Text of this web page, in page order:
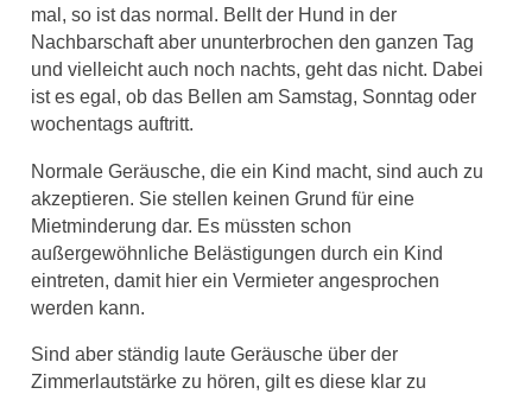
mal, so ist das normal. Bellt der Hund in der
Nachbarschaft aber ununterbrochen den ganzen Tag
und vielleicht auch noch nachts, geht das nicht. Dabei
ist es egal, ob das Bellen am Samstag, Sonntag oder
wochentags auftritt.
Normale Geräusche, die ein Kind macht, sind auch zu
akzeptieren. Sie stellen keinen Grund für eine
Mietminderung dar. Es müssten schon
außergewöhnliche Belästigungen durch ein Kind
eintreten, damit hier ein Vermieter angesprochen
werden kann.
Sind aber ständig laute Geräusche über der
Zimmerlautstärke zu hören, gilt es diese klar zu